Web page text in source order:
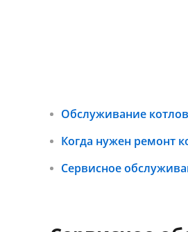
Обслуживание
Когда нужен ремонт
Сервисное